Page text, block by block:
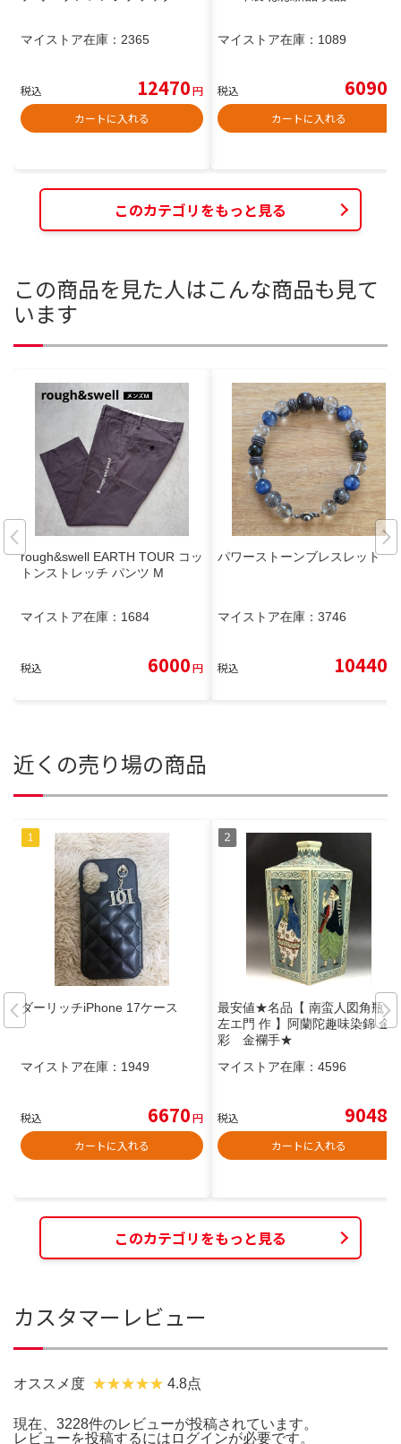
マイストア在庫： 2365
税込 12470円
カートに入れる
マイストア在庫： 1089
税込 6090
カートに入れる
このカテゴリをもっと見る
この商品を見た人はこんな商品も見て
います
rough&swell EARTH TOUR コッ
トンストレッチ パンツ M
マイストア在庫： 1684
税込 6000円
パワーストーンブレスレット
マイストア在庫： 3746
税込 10440
近くの売り場の商品
ダーリッチiPhone 17ケース
マイストア在庫： 1949
税込 6670円
カートに入れる
最安値★名品【 南蛮人図角瓶 円
左エ門 作 】阿蘭陀趣味染錦 金
彩 金襴手★
マイストア在庫： 4596
税込 9048
カートに入れる
このカテゴリをもっと見る
カスタマーレビュー
オススメ度 4.8点
現在、3228件のレビューが投稿されています。
レビューを投稿するには ログインが必要です。